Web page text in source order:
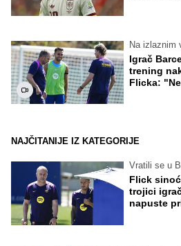
Na izlaznim
Igrač
trening
Flicka:
NAJČITANIJE IZ KATEGORIJE
Vratili se u
Flick
trojici
napuste